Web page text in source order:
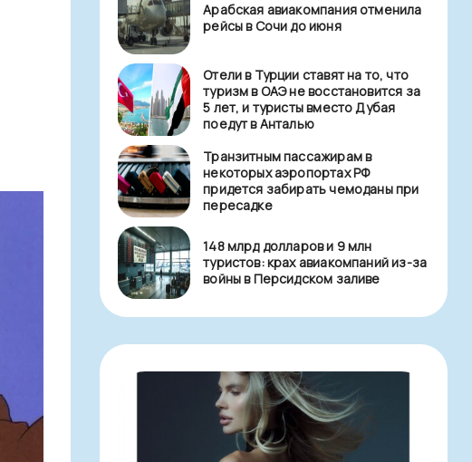
Арабская авиакомпания отменила
рейсы в Сочи до июня
Отели в Турции ставят на то, что
туризм в ОАЭ не восстановится за
5 лет, и туристы вместо Дубая
поедут в Анталью
Транзитным пассажирам в
некоторых аэропортах РФ
придется забирать чемоданы при
пересадке
148 млрд долларов и 9 млн
туристов: крах авиакомпаний из-за
войны в Персидском заливе